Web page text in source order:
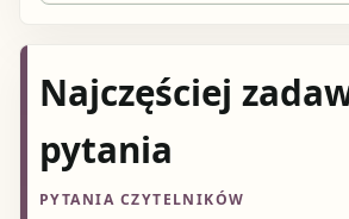
Najczęściej
pytania
PYTANIA CZYTELNIKÓW